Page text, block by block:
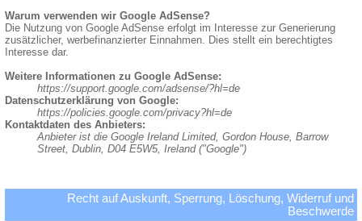
Warum verwenden wir Google AdSense?
Die Nutzung von Google AdSense erfolgt im Interesse zur Generierung
zusätzlicher, werbefinanzierter Einnahmen. Dies stellt ein berechtigtes
Interesse dar.
Weitere Informationen zu Google AdSense:
https://support.google.com/adsense/?hl=de
Datenschutzerklärung von Google:
https://policies.google.com/privacy?hl=de
Kontaktdaten des Anbieters:
Anbieter ist die Google Ireland Limited, Gordon House, Barrow
Street, Dublin, D04 E5W5, Ireland ("Google")
Recht auf Auskunft, Sperrung, Löschung, Widerruf und
Beschwerde